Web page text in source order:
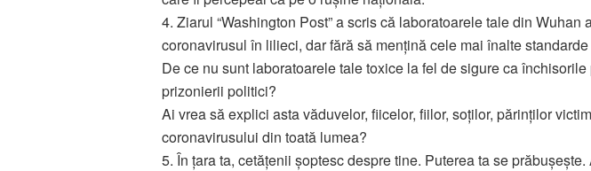
4. Ziarul “Washington Post” a scris că laboratoarele tale din Wuhan
coronavirusul în lilieci, dar fără să mențină cele mai înalte
De ce nu sunt laboratoarele tale toxice la fel de sigure ca închisorile
prizonierii politici?
Ai vrea să explici asta văduvelor, fiicelor, fiilor, soților, părinților
coronavirusului din toată lumea?
5. În țara ta, cetățenii șoptesc despre tine. Puterea ta se